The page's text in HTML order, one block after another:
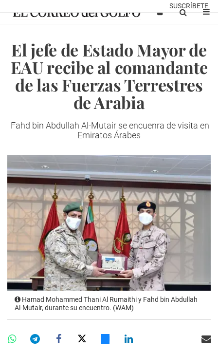
SUSCRÍBETE
El jefe de Estado Mayor de
EAU recibe al comandante
de las Fuerzas Terrestres
de Arabia
Fahd bin Abdullah Al-Mutair se encuenra de visita en
Emiratos Árabes
Hamad Mohammed Thani Al Rumaithi y Fahd bin Abdullah
Al-Mutair, durante su encuentro. (WAM)